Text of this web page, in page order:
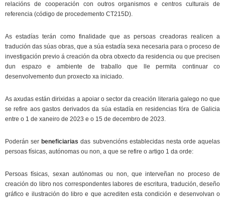
relacións de cooperación con outros organismos e centros culturais de
referencia (código de procedemento CT215D).
As estadías terán como finalidade que as persoas creadoras realicen a
tradución das súas obras, que a súa estadía sexa necesaria para o proceso de
investigación previo á creación da obra obxecto da residencia ou que precisen
dun espazo e ambiente de traballo que lle permita continuar co
desenvolvemento dun proxecto xa iniciado.
As axudas están dirixidas a apoiar o sector da creación literaria galego no que
se refire aos gastos derivados da súa estadía en residencias fóra de Galicia
entre o 1 de xaneiro de 2023 e o 15 de decembro de 2023.
Poderán ser beneficiarias das subvencións establecidas nesta orde aquelas
persoas físicas, autónomas ou non, a que se refire o artigo 1 da orde:
Persoas físicas, sexan autónomas ou non, que interveñan no proceso de
creación do libro nos correspondentes labores de escritura, tradución, deseño
gráfico e ilustración do libro e que acrediten esta condición e desenvolvan o